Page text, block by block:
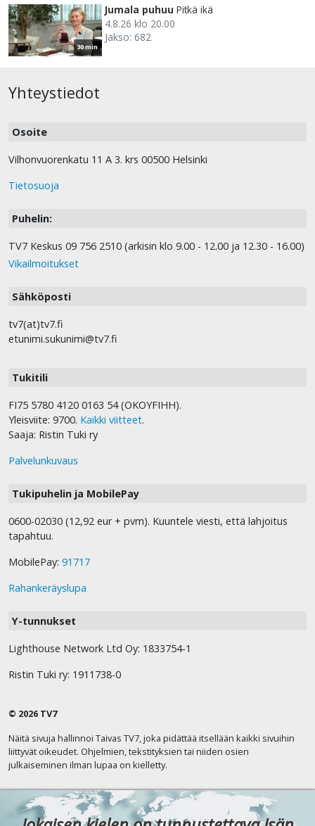
30 min
Jumala puhuu Pitkä ikä
4.8.26 klo 20.00
Jakso: 682
Yhteystiedot
Osoite
Vilhonvuorenkatu 11 A 3. krs 00500 Helsinki
Tietosuoja
Puhelin:
TV7 Keskus 09 756 2510 (arkisin klo 9.00 - 12.00 ja 12.30 - 16.00)
Vikailmoitukset
Sähköposti
tv7(at)tv7.fi
etunimi.sukunimi@tv7.fi
Tukitili
FI75 5780 4120 0163 54 (OKOYFIHH).
Yleisviite: 9700. Kaikki viitteet.
Saaja: Ristin Tuki ry
Palvelunkuvaus
Tukipuhelin ja MobilePay
0600-02030 (12,92 eur + pvm). Kuuntele viesti, että lahjoitus
tapahtuu.
MobilePay: 91717
Rahankeräyslupa
Y-tunnukset
Lighthouse Network Ltd Oy: 1833754-1
Ristin Tuki ry: 1911738-0
© 2026 TV7
Näitä sivuja hallinnoi Taivas TV7, joka pidättää itsellään kaikki sivuihin
liittyvät oikeudet. Ohjelmien, tekstityksien tai niiden osien
julkaiseminen ilman lupaa on kielletty.